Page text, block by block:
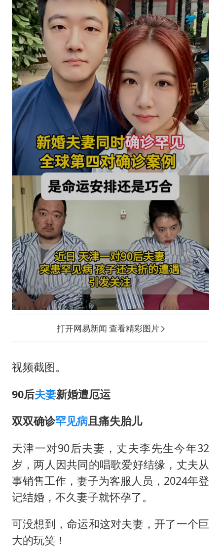
暴雨预报为何有时感觉不准
总书记点赞的非遗苗绣焕发新生机
打开网易新闻 查看精彩图片
视频截图。
90后夫妻新婚遭厄运
双双确诊罕见病且痛失胎儿
天津一对90后夫妻，丈夫李先生今年32
岁，两人因共同的唱歌爱好结缘，丈夫从
事销售工作，妻子为客服人员，2024年登
记结婚，不久妻子就怀孕了。
可没想到，命运和这对夫妻，开了一个巨
大的玩笑！